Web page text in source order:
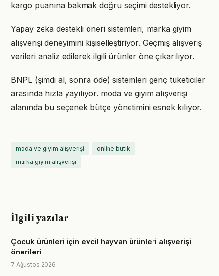
kargo puanına bakmak doğru seçimi destekliyor.
Yapay zeka destekli öneri sistemleri, marka giyim
alışverişi deneyimini kişiselleştiriyor. Geçmiş alışveriş
verileri analiz edilerek ilgili ürünler öne çıkarılıyor.
BNPL (şimdi al, sonra öde) sistemleri genç tüketiciler
arasında hızla yayılıyor. moda ve giyim alışverişi
alanında bu seçenek bütçe yönetimini esnek kılıyor.
moda ve giyim alışverişi
online butik
marka giyim alışverişi
İlgili yazılar
Çocuk ürünleri için evcil hayvan ürünleri alışverişi
önerileri
7 Ağustos 2026